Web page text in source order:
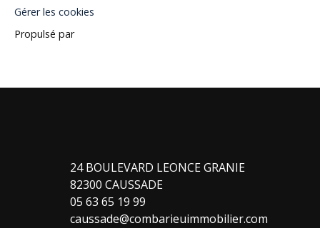
Gérer les cookies
Propulsé par
24 BOULEVARD LEONCE GRANIE
82300 CAUSSADE
05 63 65 19 99
caussade@combarieuimmobilier.com